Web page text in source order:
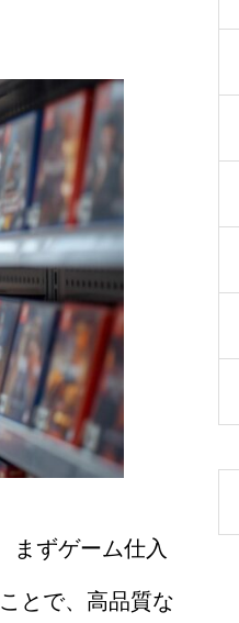
まずゲーム仕入
とで、高品質な